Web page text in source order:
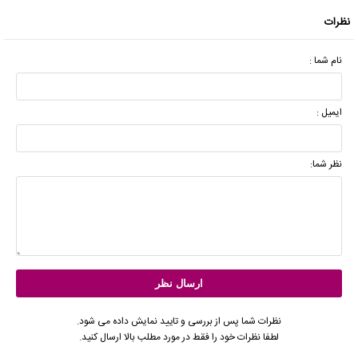
نظرات
نام شما :
ایمیل :
نظر شما:
نظرات شما پس از بررسی و تایید نمایش داده می شود.
لطفا نظرات خود را فقط در مورد مطلب بالا ارسال کنید.